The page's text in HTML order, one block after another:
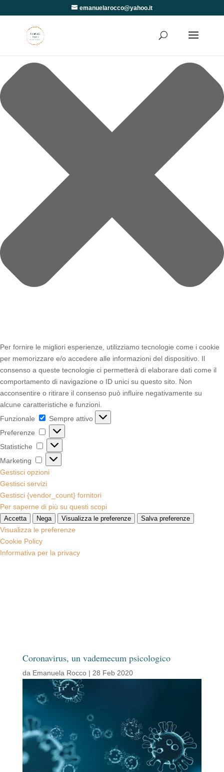
Per fornire le migliori esperienze, utilizziamo tecnologie come i cookie
per memorizzare e/o accedere alle informazioni del dispositivo. Il
consenso a queste tecnologie ci permetterà di elaborare dati come il
comportamento di navigazione o ID unici su questo sito. Non
acconsentire o ritirare il consenso può influire negativamente su
alcune caratteristiche e funzioni.
Funzionale
Funzionale
Sempre attivo
Preferenze
Preferenze
Statistiche Statistiche
Marketing
Marketing
Gestisci opzioni
Gestisci servizi
Gestisci {vendor_count} fornitori
Per saperne di più su questi scopi
Accetta Nega Visualizza le preferenze Salva preferenze
Visualizza le preferenze
Cookie Policy
Informativa per la privacy
emanuelarocco@yahoo.it
Coronavirus, un vademecum psicologico
da Emanuela Rocco| 28 Feb 2020